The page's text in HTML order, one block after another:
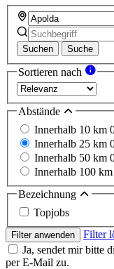
Suchen Suche
Sortieren nach
Abstände
Innerhalb 10 km
Innerhalb 25 km
Innerhalb 50 km
Innerhalb 100 km
Bezeichnung
Topjobs
Filter anwenden
Filter
Ja, sendet mir bitte
per E-Mail zu.